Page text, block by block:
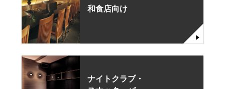
和食店向け
ナイトクラブ・